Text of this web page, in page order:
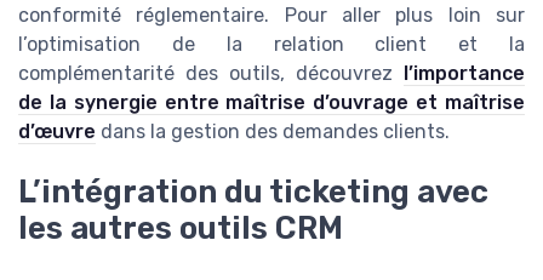
conformité réglementaire. Pour aller plus loin sur
l’optimisation de la relation client et la
complémentarité des outils, découvrez l’importance
de la synergie entre maîtrise d’ouvrage et maîtrise
d’œuvre dans la gestion des demandes clients.
L’intégration du ticketing avec
les autres outils CRM